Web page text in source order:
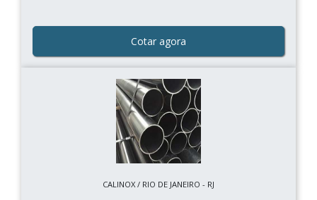
Cotar agora
CALINOX / RIO DE JANEIRO - RJ